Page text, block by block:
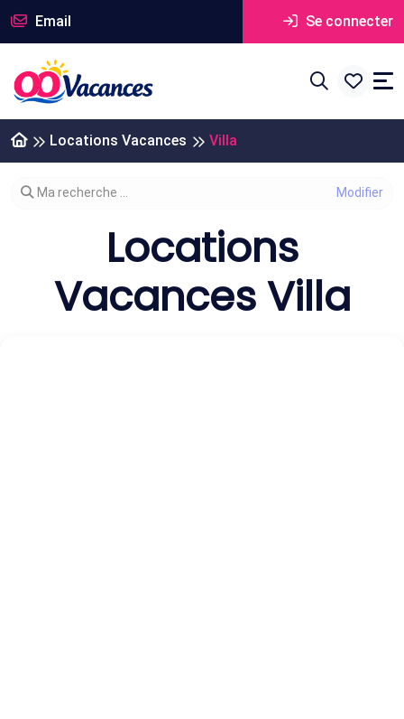
Email Se connecter
Locations Vacances Villa
Modifier votre recherche
Ma recherche ...
Locations
Vacances Villa